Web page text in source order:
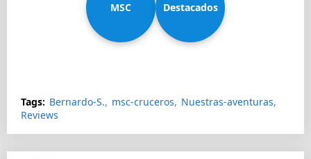
Diadema
MSC Destacados
Tags: Bernardo-S. msc-cruceros
Nuestras-aventuras
Reviews